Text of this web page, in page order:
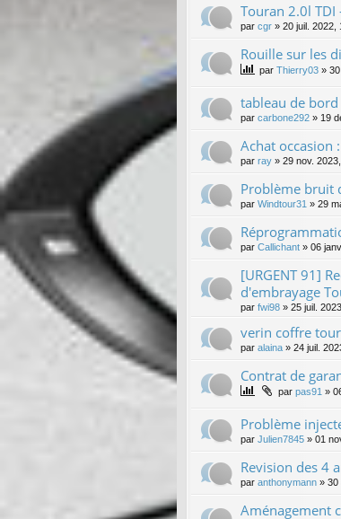
Touran 2.0l TDI
par cgr » 20 juil. 2022,
Rouille sur les
par Thierry03 »
tableau de
par carbone292 » 19
Achat occasion
par ray » 29 nov.
Problème bruit
par Windtour31 » 29
par Callichant » 06
[URGENT 91]
d'embrayage
par fwi98 » 25 juil.
verin coffre
par alaina » 24 juil.
Contrat de
par pas91 »
Problème
par Julien7845 » 01
Revision des 4
par anthonymann » 30
Aménagement